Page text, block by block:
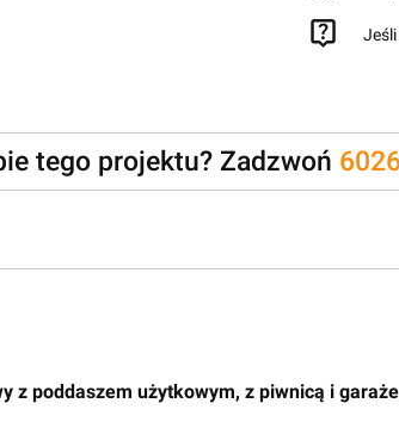
tego projektu? Zadzwoń
z poddaszem użytkowym, z piwnicą i